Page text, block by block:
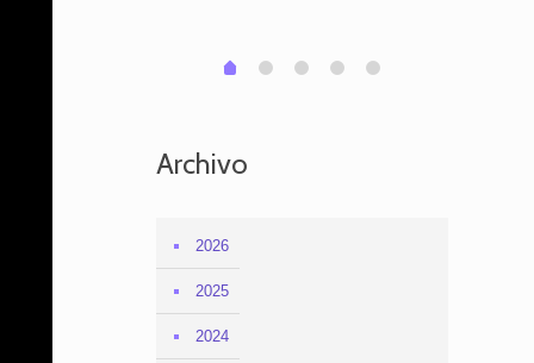
0 1 2 3 4
Archivo
2026
2025
2024